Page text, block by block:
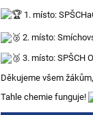
1. místo:
2. místo:
3. místo: SPŠCH
Děkujeme všem
Tahle chemie funguje!